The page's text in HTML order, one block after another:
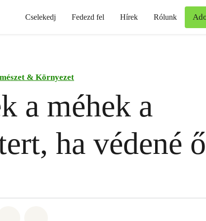
Cselekedj Fedezd fel Hírek Rólunk
& Környezet
a méhek a
ha védené